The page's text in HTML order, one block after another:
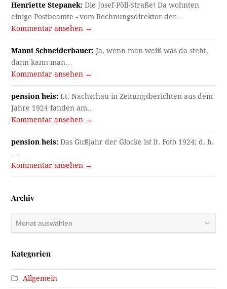
Henriette Stepanek: Die Josef-Pöll-Straße! Da wohnten
einige Postbeamte - vom Rechnungsdirektor der…
Kommentar ansehen →
Manni Schneiderbauer: Ja, wenn man weiß was da steht,
dann kann man…
Kommentar ansehen →
pension heis: Lt. Nachschau in Zeitungsberichten aus dem
Jahre 1924 fanden am…
Kommentar ansehen →
pension heis: Das Gußjahr der Glocke ist lt. Foto 1924; d. h.
Kommentar ansehen →
Archiv
Kategorien
Allgemein